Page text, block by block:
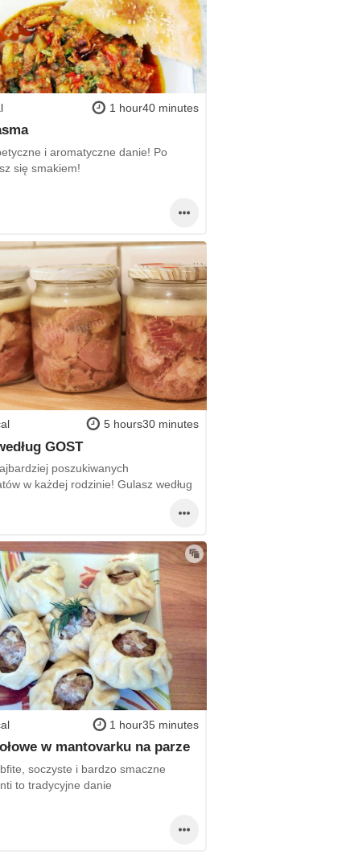
1 hour40 minutes
i aromatyczne danie! Po
się smakiem!
5 hours30 minutes
GOST
poszukiwanych
w każdej rodzinie! Gulasz według
1 hour35 minutes
w mantovarku na parze
soczyste i bardzo smaczne
to tradycyjne danie